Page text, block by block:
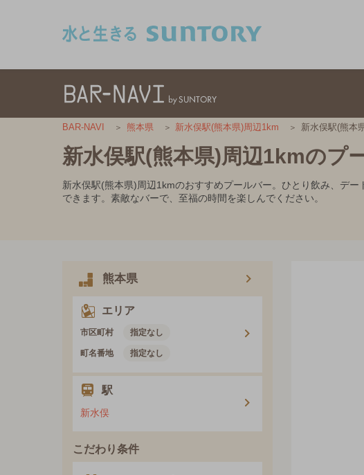
BAR-NAVI 熊本県 新水俣駅(熊本県)周辺1km 新水俣駅(熊本
新水俣駅(熊本県)周辺1kmのプ
新水俣駅(熊本県)周辺1kmのおすすめプールバー。ひとり飲み、デ
できます。素敵なバーで、至福の時間を楽しんでください。
熊本県
エリア
市区町村 指定なし
町名番地 指定なし
駅
新水俣
こだわり条件